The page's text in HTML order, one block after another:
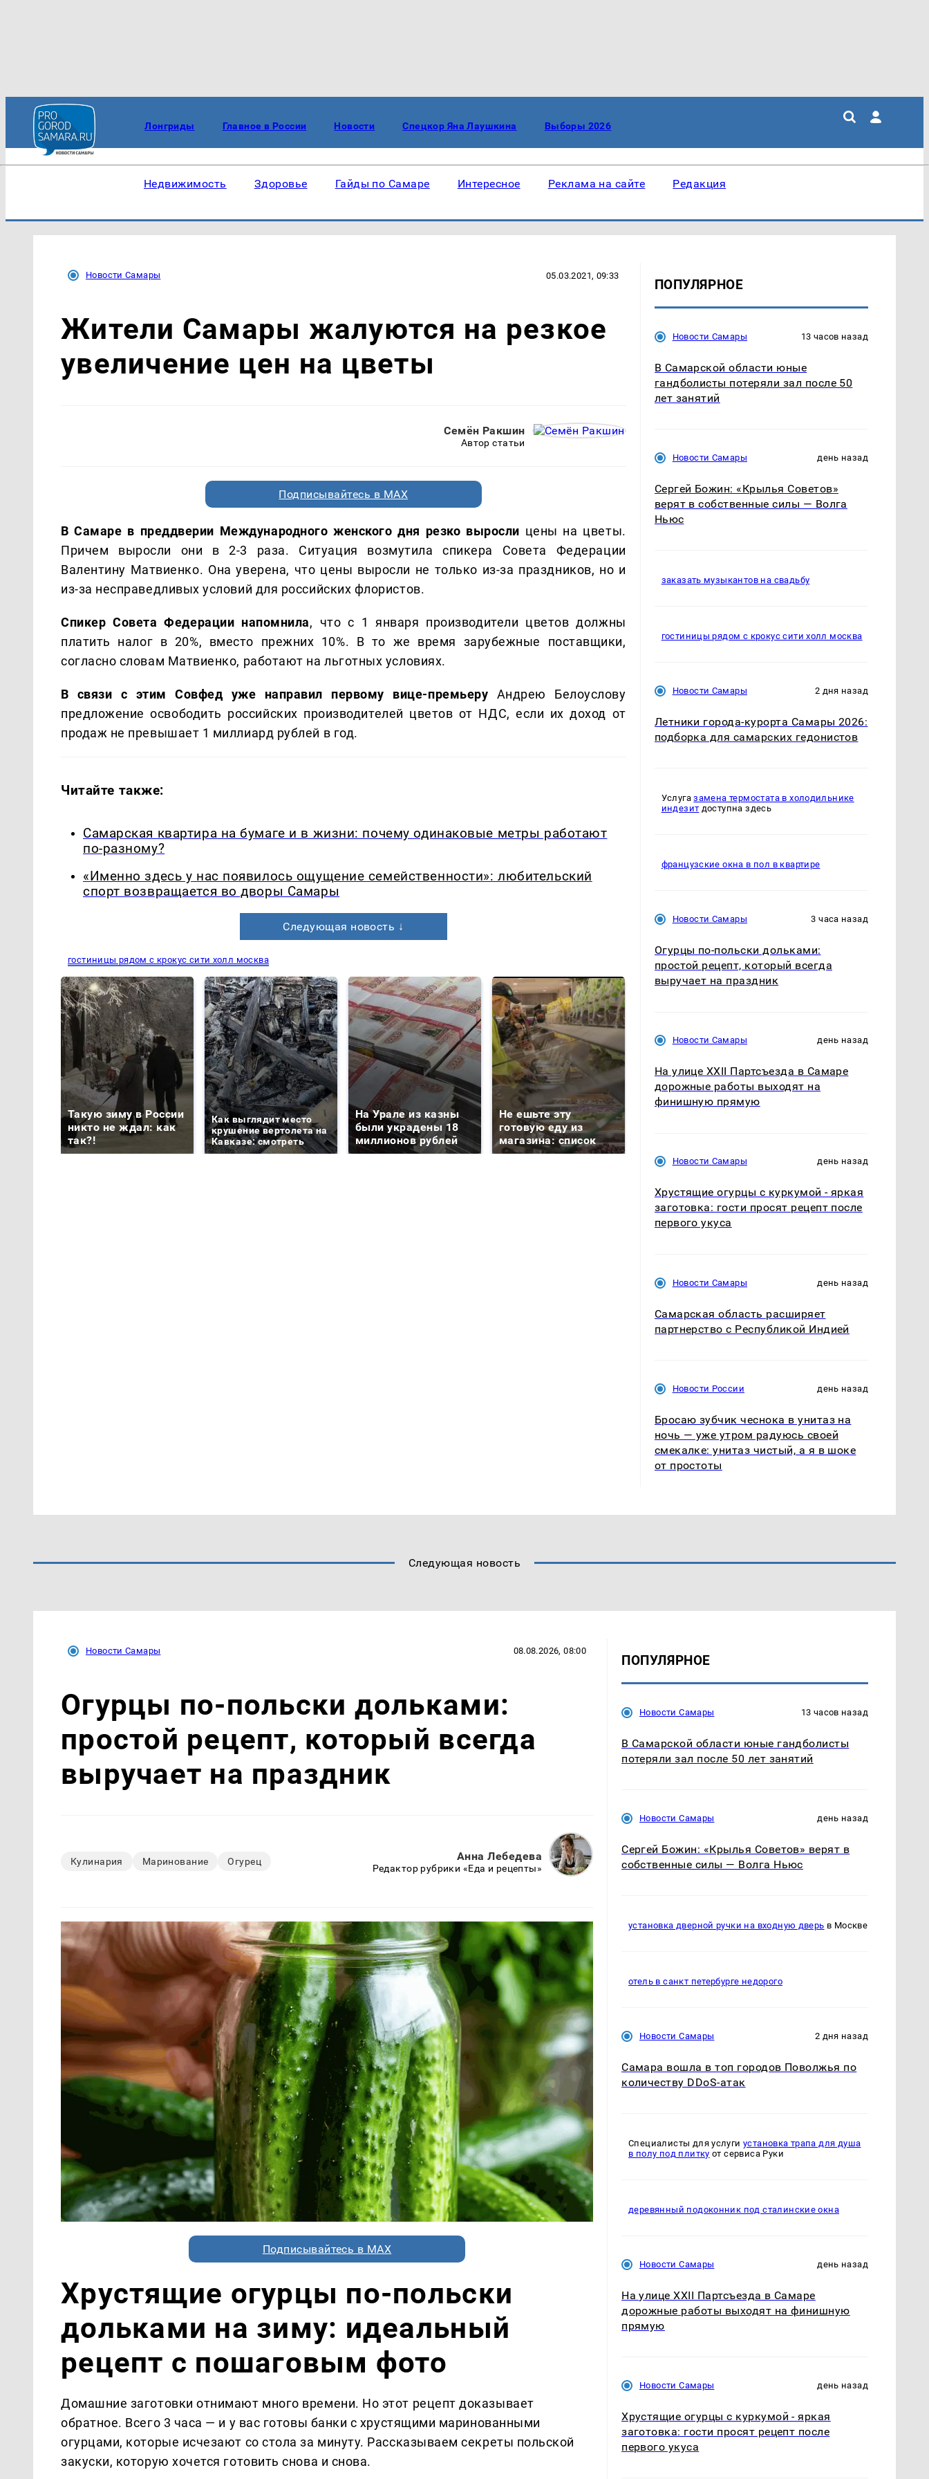
Лонгриды Главное в России Новости Спецкор Яна Лаушкина Выборы 2026
Недвижимость Здоровье Гайды по Самаре Интересное Реклама на сайте Редакция
Новости Самары 05.03.2021, 09:33
Жители Самары жалуются на резкое
увеличение цен на цветы
Семён Ракшин
Автор статьи
Подписывайтесь в MAX
В Самаре в преддверии Международного женского дня резко выросли цены на цветы.
Причем выросли они в 2-3 раза. Ситуация возмутила спикера Совета Федерации
Валентину Матвиенко. Она уверена, что цены выросли не только из-за праздников, но и
из-за несправедливых условий для российских флористов.
Спикер Совета Федерации напомнила, что с 1 января производители цветов должны
платить налог в 20%, вместо прежних 10%. В то же время зарубежные поставщики,
согласно словам Матвиенко, работают на льготных условиях.
В связи с этим Совфед уже направил первому вице-премьеру Андрею Белоуслову
предложение освободить российских производителей цветов от НДС, если их доход от
продаж не превышает 1 миллиард рублей в год.
Читайте также:
Самарская квартира на бумаге и в жизни: почему одинаковые метры работают
по-разному?
«Именно здесь у нас появилось ощущение семейственности»: любительский
спорт возвращается во дворы Самары
Следующая новость ↓
гостиницы рядом с крокус сити холл москва
Такую зиму в России
никто не ждал: как
так?!
Как выглядит место
крушение вертолета на
Кавказе: смотреть
На Урале из казны
были украдены 18
миллионов рублей
Не ешьте эту
готовую еду из
магазина: список
ПОПУЛЯРНОЕ
Новости Самары 13 часов назад
В Самарской области юные
гандболисты потеряли зал после 50
лет занятий
Новости Самары день назад
Сергей Божин: «Крылья Советов»
верят в собственные силы — Волга
Ньюс
заказать музыкантов на свадьбу
гостиницы рядом с крокус сити холл москва
Новости Самары 2 дня назад
Летники города-курорта Самары 2026:
подборка для самарских гедонистов
Услугазамена термостата в холодильнике
индезит доступна здесь
французские окна в пол в квартире
Новости Самары 3 часа назад
Огурцы по‑польски дольками:
простой рецепт, который всегда
выручает на праздник
Новости Самары день назад
На улице XXII Партсъезда в Самаре
дорожные работы выходят на
финишную прямую
Новости Самары день назад
Хрустящие огурцы с куркумой - яркая
заготовка: гости просят рецепт после
первого укуса
Новости Самары день назад
Самарская область расширяет
партнерство с Республикой Индией
Новости России день назад
Бросаю зубчик чеснока в унитаз на
ночь — уже утром радуюсь своей
смекалке: унитаз чистый, а я в шоке
от простоты
Следующая новость
Новости Самары 08.08.2026, 08:00
Огурцы по‑польски дольками:
простой рецепт, который всегда
выручает на праздник
Кулинария Маринование Огурец Анна Лебедева
Редактор рубрики «Еда и рецепты»
Подписывайтесь в MAX
Хрустящие огурцы по-польски
дольками на зиму: идеальный
рецепт с пошаговым фото
Домашние заготовки отнимают много времени. Но этот рецепт доказывает
обратное. Всего 3 часа — и у вас готовы банки с хрустящими маринованными
огурцами, которые исчезают со стола за минуту. Рассказываем секреты польской
закуски, которую хочется готовить снова и снова.
ПОПУЛЯРНОЕ
Новости Самары 13 часов назад
В Самарской области юные гандболисты
потеряли зал после 50 лет занятий
Новости Самары день назад
Сергей Божин: «Крылья Советов» верят в
собственные силы — Волга Ньюс
установка дверной ручки на входную дверь в Москве
отель в санкт петербурге недорого
Новости Самары 2 дня назад
Самара вошла в топ городов Поволжья по
количеству DDoS-атак
Специалисты для услугиустановка трапа для душа
в полу под плитку от сервиса Руки
деревянный подоконник под сталинские окна
Новости Самары день назад
На улице XXII Партсъезда в Самаре
дорожные работы выходят на финишную
прямую
Новости Самары день назад
Хрустящие огурцы с куркумой - яркая
заготовка: гости просят рецепт после
первого укуса